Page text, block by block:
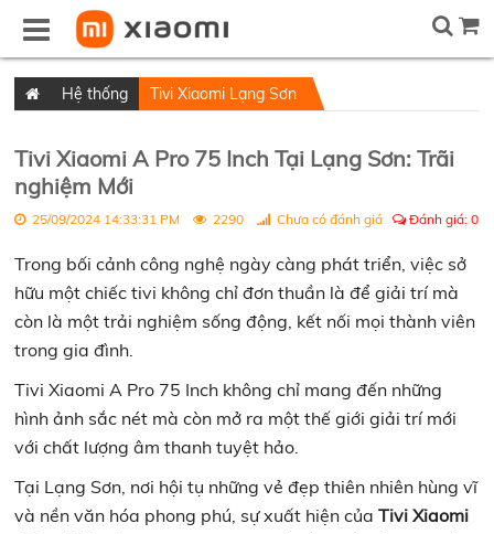
Hệ thống Tivi Xiaomi Lạng Sơn
Tivi Xiaomi A Pro 75 Inch Tại Lạng Sơn: Trãi
nghiệm Mới
25/09/2024 14:33:31 PM 2290 Chưa có đánh giá Đánh giá:0
Trong bối cảnh công nghệ ngày càng phát triển, việc sở
hữu một chiếc tivi không chỉ đơn thuần là để giải trí mà
còn là một trải nghiệm sống động, kết nối mọi thành viên
trong gia đình.
Tivi Xiaomi A Pro 75 Inch không chỉ mang đến những
hình ảnh sắc nét mà còn mở ra một thế giới giải trí mới
với chất lượng âm thanh tuyệt hảo.
Tại Lạng Sơn, nơi hội tụ những vẻ đẹp thiên nhiên hùng vĩ
và nền văn hóa phong phú, sự xuất hiện củaTivi Xiaomi